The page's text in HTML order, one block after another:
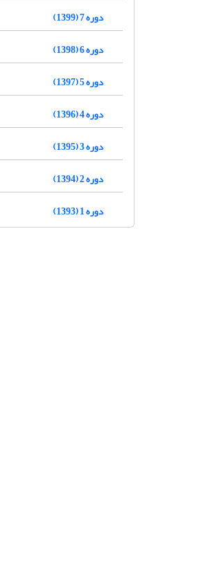
دوره 7 (1399)
دوره 6 (1398)
دوره 5 (1397)
دوره 4 (1396)
دوره 3 (1395)
دوره 2 (1394)
دوره 1 (1393)